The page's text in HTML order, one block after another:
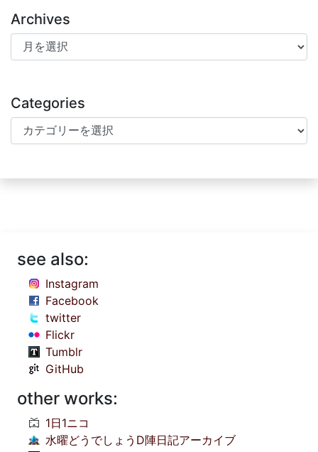
Archives
Archives
Categories
Categories
see also:
Instagram
Facebook
twitter
Flickr
Tumblr
GitHub
other works:
1日1ニコ
水曜どうでしょうD陣日記アーカイブ